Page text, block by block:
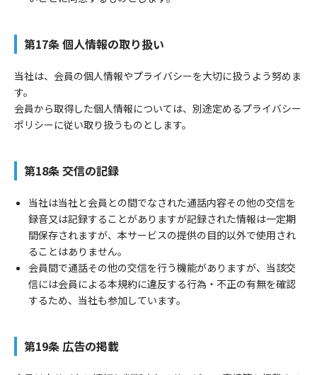
第17条 個人情報の取り扱い
当社は、会員の個人情報やプライバシーを大切に扱うよう努めま
す。
会員から取得した個人情報については、別途定めるプライバシー
ポリシーに従い取り扱うものとします。
第18条 交信の記録
当社は当社と会員との間でなされた通話内容その他の交信を
録音又は記録することがありますが記録された情報は一定期
間保存されますが、本サービスの提供の目的以外で使用され
ることはありません。
会員間で通話その他の交信を行う機能がありますが、当該交
信には会員による本規約に違反する行為・不正の有無を確認
するため、当社も参加しています。
第19条 広告の掲載